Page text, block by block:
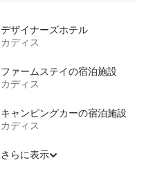
デザイナーズホテル
カディス
ファームステイの宿泊施設
カディス
キャンピングカーの宿泊施設
カディス
さらに表示